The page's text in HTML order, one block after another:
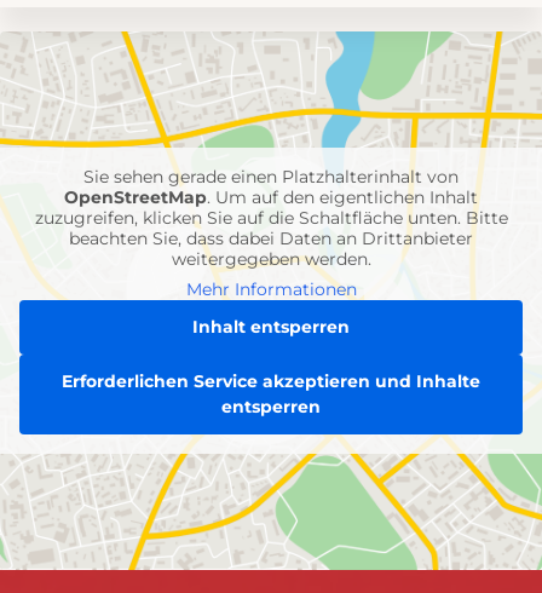
Umgebungskarte
mit
Feuerwehr-
Einheiten
Sie sehen gerade einen Platzhalterinhalt von
OpenStreetMap. Um auf den eigentlichen Inhalt
zuzugreifen, klicken Sie auf die Schaltfläche unten. Bitte
beachten Sie, dass dabei Daten an Drittanbieter
weitergegeben werden.
Mehr Informationen
Inhalt entsperren
Erforderlichen Service akzeptieren und Inhalte
entsperren